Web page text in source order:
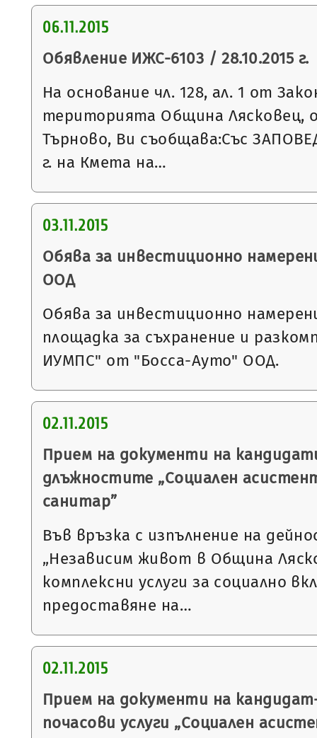
06.11.2015
Обявление ИЖС-6103 / 28.10.2015 г.
На основание чл. 128, ал. 1 от
територията Община Лясковец,
Търново, Ви съобщава:Със
г. на Кмета на…
03.11.2015
Обява за инвестиционно
ООД
Обява за инвестиционно
площадка за съхранение и
ИУМПС" от "Босса-Ауто" ООД.
02.11.2015
Прием на документи на
длъжностите „Социален
санитар”
Във връзка с изпълнение на
„Независим живот в Община
комплексни услуги за социално
предоставяне на…
02.11.2015
Прием на документи на
почасови услуги „Социален